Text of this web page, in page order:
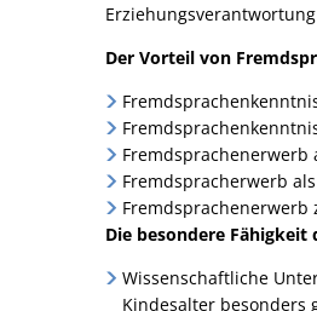
Der Vorteil von
Fremdsprachenerwerb
Fremdspracherwerb
Fremdsprachenerwerb
Die besondere
Wissenschaftliche
Kindesalter besonders